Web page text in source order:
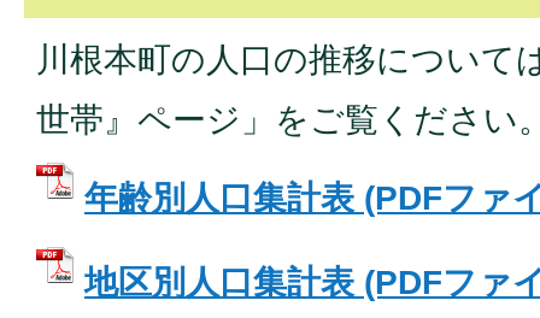
川根本町の人口の推移について
世帯』ページ」をご覧ください
年齢別人口集計表 (PDFファ
地区別人口集計表 (PDFファ